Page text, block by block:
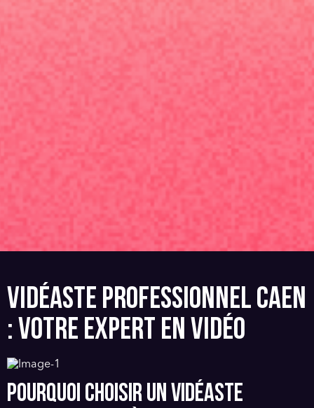
VIDÉASTE PROFESSIONNEL CAEN
: VOTRE EXPERT EN VIDÉO
POURQUOI CHOISIR UN VIDÉASTE